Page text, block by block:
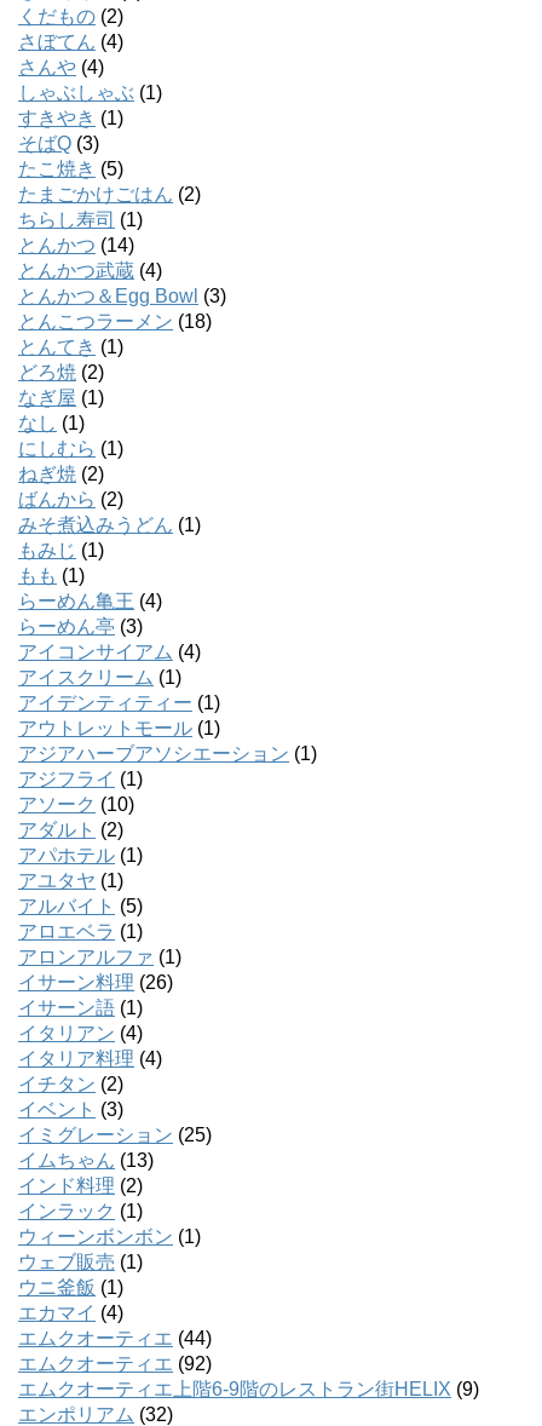
くだもの (2)
さぼてん (4)
さんや (4)
しゃぶしゃぶ (1)
すきやき (1)
そばQ (3)
たこ焼き (5)
たまごかけごはん (2)
ちらし寿司 (1)
とんかつ (14)
とんかつ武蔵 (4)
とんかつ＆Egg Bowl (3)
とんこつラーメン (18)
とんてき (1)
どろ焼 (2)
なぎ屋 (1)
なし (1)
にしむら (1)
ねぎ焼 (2)
ばんから (2)
みそ煮込みうどん (1)
もみじ (1)
もも (1)
らーめん亀王 (4)
らーめん亭 (3)
アイコンサイアム (4)
アイスクリーム (1)
アイデンティティー (1)
アウトレットモール (1)
アジアハーブアソシエーション (1)
アジフライ (1)
アソーク (10)
アダルト (2)
アパホテル (1)
アユタヤ (1)
アルバイト (5)
アロエベラ (1)
アロンアルファ (1)
イサーン料理 (26)
イサーン語 (1)
イタリアン (4)
イタリア料理 (4)
イチタン (2)
イベント (3)
イミグレーション (25)
イムちゃん (13)
インド料理 (2)
インラック (1)
ウィーンボンボン (1)
ウェブ販売 (1)
ウニ釜飯 (1)
エカマイ (4)
エムクオーティエ (44)
エムクオーティエ (92)
エムクオーティエ上階6-9階のレストラン街HELIX (9)
エンポリアム (32)